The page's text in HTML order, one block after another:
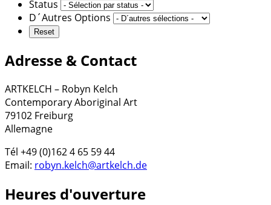
Status
D´Autres Options
Adresse & Contact
ARTKELCH – Robyn Kelch
Contemporary Aboriginal Art
79102 Freiburg
Allemagne
Tél +49 (0)162 4 65 59 44
Email: robyn.kelch@artkelch.de
Heures d'ouverture